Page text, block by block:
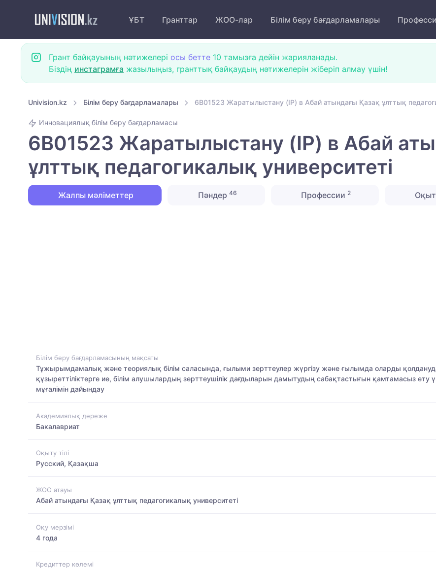
ҰБТ Гранттар ЖОО-лар Білім беру бағдарламалары
Грант байқауының нәтижелері осы бетте 10 тамызға дейін жарияланады.
Біздің инстаграмға жазылыңыз, гранттық байқаудың нәтижелерін жіберіп алмау үшін!
Univision.kz Білім беру бағдарламалары 6B01523 Жаратылыстану (IP) в Абай атындағы Қазақ ұлттық
Инновациялық білім беру бағдарламасы
6B01523 Жаратылыстану (IP) в Абай
ұлттық педагогикалық университеті
Жалпы мәліметтер Пәндер 46 Профессии2
Білім беру бағдарламасының мақсаты
Тұжырымдамалық және теориялық білім саласында, ғылыми зерттеулер жүргізу және ғылымда оларды
құзыреттіліктерге ие, білім алушылардың зерттеушілік дағдыларын дамытудың сабақтастығын қамтамасыз
мұғалімін дайындау
Академиялық дәреже
Бакалавриат
Оқыту тілі
Русский, Қазақша
ЖОО атауы
Абай атындағы Қазақ ұлттық педагогикалық университеті
Оқу мерзімі
4 года
Кредиттер көлемі